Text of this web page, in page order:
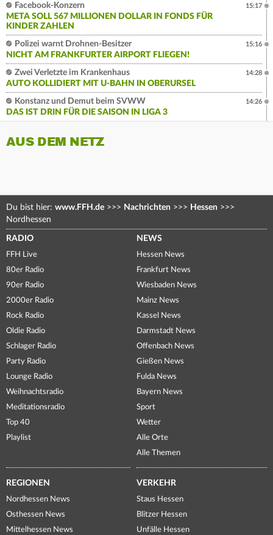
Facebook-Konzern
META SOLL 567 MILLIONEN DOLLAR IN FONDS FÜR
KINDER ZAHLEN
15:17
Polizei warnt Drohnen-Besitzer
NICHT AM FRANKFURTER AIRPORT FLIEGEN!
15:16
Zwei Verletzte im Krankenhaus
AUTO KOLLIDIERT MIT U-BAHN IN OBERURSEL
14:28
Konstanz und Demut beim SVWW
DAS IST DRIN FÜR DIE SAISON IN LIGA 3
14:26
AUS DEM NETZ
Du bist hier: www.FFH.de >>> Nachrichten >>> Hessen >>>
Nordhessen
RADIO
FFH Live
80er Radio
90er Radio
2000er Radio
Rock Radio
Oldie Radio
Schlager Radio
Party Radio
Lounge Radio
Weihnachtsradio
Meditationsradio
Top 40
Playlist
NEWS
Hessen News
Frankfurt News
Wiesbaden News
Mainz News
Kassel News
Darmstadt News
Offenbach News
Gießen News
Fulda News
Bayern News
Sport
Wetter
Alle Orte
Alle Themen
REGIONEN
Nordhessen News
Osthessen News
Mittelhessen News
VERKEHR
Staus Hessen
Blitzer Hessen
Unfälle Hessen